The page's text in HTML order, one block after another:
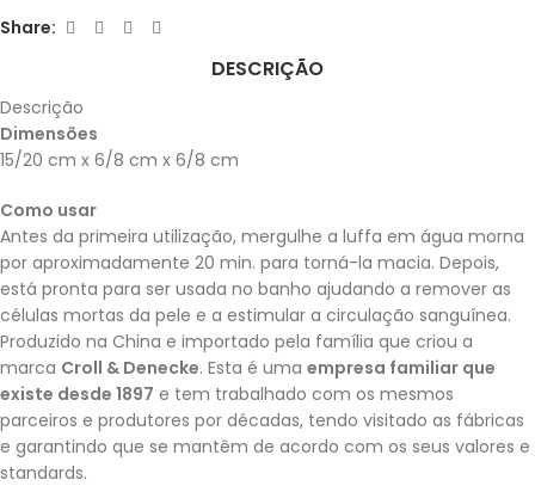
Share:
DESCRIÇÃO
Descrição
Dimensões
15/20 cm x 6/8 cm x 6/8 cm
Como usar
Antes da primeira utilização, mergulhe a luffa em água morna
por aproximadamente 20 min. para torná-la macia. Depois,
está pronta para ser usada no banho ajudando a remover as
células mortas da pele e a estimular a circulação sanguínea.
Produzido na China e importado pela família que criou a
marca Croll & Denecke. Esta é uma empresa familiar que
existe desde 1897 e tem trabalhado com os mesmos
parceiros e produtores por décadas, tendo visitado as fábricas
e garantindo que se mantêm de acordo com os seus valores e
standards.